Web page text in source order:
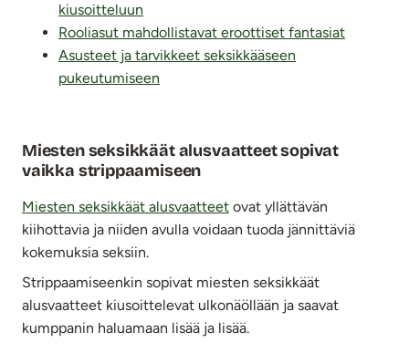
kiusoitteluun
Rooliasut mahdollistavat eroottiset fantasiat
Asusteet ja tarvikkeet seksikkääseen
pukeutumiseen
Miesten seksikkäät alusvaatteet sopivat
vaikka strippaamiseen
Miesten seksikkäät alusvaatteet ovat yllättävän
kiihottavia ja niiden avulla voidaan tuoda jännittäviä
kokemuksia seksiin.
Strippaamiseenkin sopivat miesten seksikkäät
alusvaatteet kiusoittelevat ulkonäöllään ja saavat
kumppanin haluamaan lisää ja lisää.